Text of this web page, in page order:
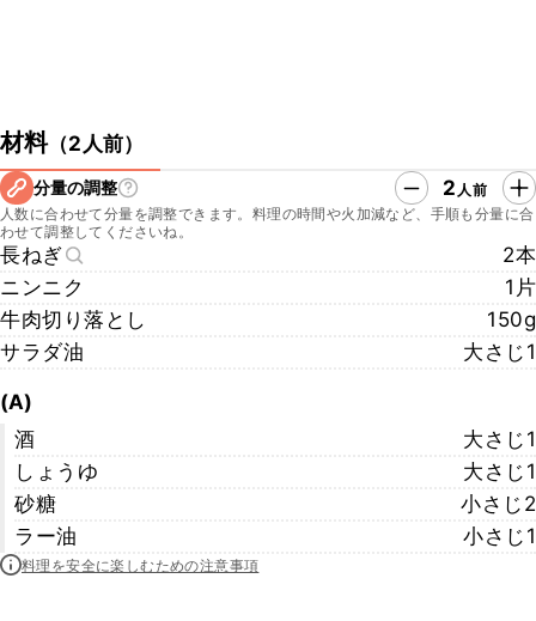
材料（2人前）
分量の調整 2 人前
人数に合わせて分量を調整できます。料理の時間や火加減など、手順も分量に合
わせて調整してくださいね。
長ねぎ
2本
ニンニク
1片
牛肉切り落とし
150g
サラダ油
大さじ1
(A)
酒
大さじ1
しょうゆ
大さじ1
砂糖
小さじ2
ラー油
小さじ1
料理を安全に楽しむための注意事項